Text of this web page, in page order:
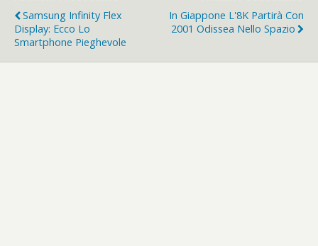
Samsung Infinity Flex
Display: Ecco Lo
Smartphone Pieghevole
In Giappone L'8K Partirà Con
2001 Odissea Nello Spazio